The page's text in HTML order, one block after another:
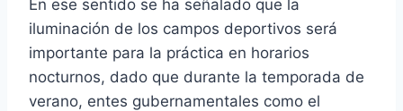
En ese sentido se ha señalado que la
iluminación de los campos deportivos será
importante para la práctica en horarios
nocturnos, dado que durante la temporada de
verano, entes gubernamentales como el